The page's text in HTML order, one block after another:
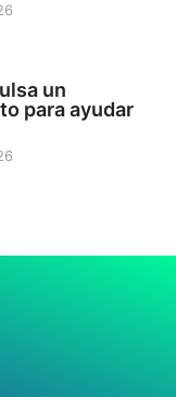
un
para ayudar